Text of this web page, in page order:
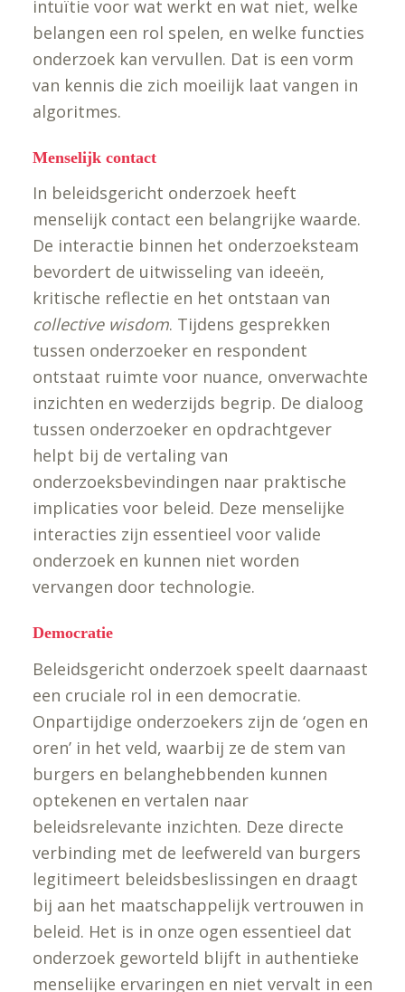
intuïtie voor wat werkt en wat niet, welke
belangen een rol spelen, en welke functies
onderzoek kan vervullen. Dat is een vorm
van kennis die zich moeilijk laat vangen in
algoritmes.
Menselijk contact
In beleidsgericht onderzoek heeft
menselijk contact een belangrijke waarde.
De interactie binnen het onderzoeksteam
bevordert de uitwisseling van ideeën,
kritische reflectie en het ontstaan van
collective wisdom. Tijdens gesprekken
tussen onderzoeker en respondent
ontstaat ruimte voor nuance, onverwachte
inzichten en wederzijds begrip. De dialoog
tussen onderzoeker en opdrachtgever
helpt bij de vertaling van
onderzoeksbevindingen naar praktische
implicaties voor beleid. Deze menselijke
interacties zijn essentieel voor valide
onderzoek en kunnen niet worden
vervangen door technologie.
Democratie
Beleidsgericht onderzoek speelt daarnaast
een cruciale rol in een democratie.
Onpartijdige onderzoekers zijn de ‘ogen en
oren’ in het veld, waarbij ze de stem van
burgers en belanghebbenden kunnen
optekenen en vertalen naar
beleidsrelevante inzichten. Deze directe
verbinding met de leefwereld van burgers
legitimeert beleidsbeslissingen en draagt
bij aan het maatschappelijk vertrouwen in
beleid. Het is in onze ogen essentieel dat
onderzoek geworteld blijft in authentieke
menselijke ervaringen en niet vervalt in een